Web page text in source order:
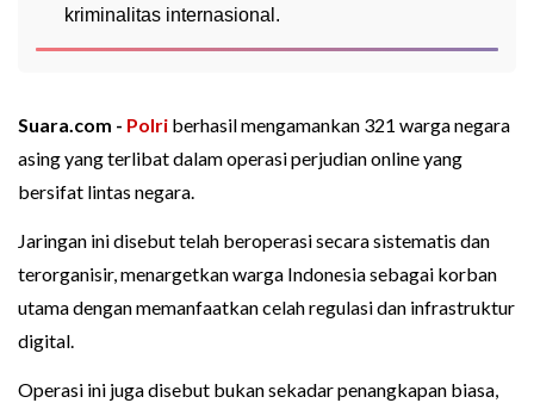
kriminalitas internasional.
Suara.com - Polri berhasil mengamankan 321 warga negara
asing yang terlibat dalam operasi perjudian online yang
bersifat lintas negara.
Jaringan ini disebut telah beroperasi secara sistematis dan
terorganisir, menargetkan warga Indonesia sebagai korban
utama dengan memanfaatkan celah regulasi dan infrastruktur
digital.
Operasi ini juga disebut bukan sekadar penangkapan biasa,